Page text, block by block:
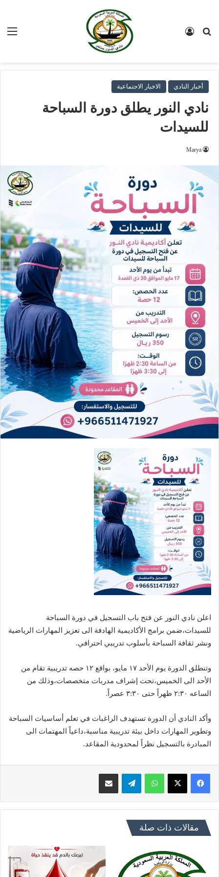
بحث عن
أخبار النادي الاخبار الاجتماعية
نادي النور يطلق دورة السباحة
للسيدات
Marya
اعلن نادي النور عن فتح باب التسجيل في دورة السباحة
للسيدات،ضمن برامج الأكاديمية الهادفة الى تعزيز المهارات الرياضية
ونشر ثقافة السباحة بأسلوب تدريبي احترافي.
وتنطلق الدورة يوم الأحد ١٧ مايو، بواقع ١٢ حصه تدريبية تقام من
الأحد الى الخميس،تحت إشراف مدربات متخصصات،وذلك من
الساعه ٢:٣٠ ظهراً حتى ٣:٣٠ عصراً.
وأكد النادي أن الدورة تستهدف الراغبات في تعلم أساسيات السباحة
وتطوير المهارات داخل بيئة تدريبية مناسبة،داعياً المهتمات الى
المبادرة بالتسجيل نظراً لمحدودية المقاعد.
فيسبوك X واتساب تيلقرام
مقالات ذات صلة